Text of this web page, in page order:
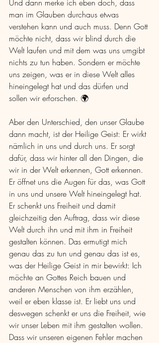
Und dann merke ich eben doch, dass
man im Glauben durchaus etwas
verstehen kann und auch muss. Denn Gott
möchte nicht, dass wir blind durch die
Welt laufen und mit dem was uns umgibt
nichts zu tun haben. Sondern er möchte
uns zeigen, was er in diese Welt alles
hineingelegt hat und das dürfen und
sollen wir erforschen. 🌍
Aber den Unterschied, den unser Glaube
dann macht, ist der Heilige Geist: Er wirkt
nämlich in uns und durch uns. Er sorgt
dafür, dass wir hinter all den Dingen, die
wir in der Welt erkennen, Gott erkennen.
Er öffnet uns die Augen für das, was Gott
in uns und unsere Welt hineingelegt hat.
Er schenkt uns Freiheit und damit
gleichzeitig den Auftrag, dass wir diese
Welt durch ihn und mit ihm in Freiheit
gestalten können. Das ermutigt mich
genau das zu tun und genau das ist es,
was der Heilige Geist in mir bewirkt: Ich
möchte an Gottes Reich bauen und
anderen Menschen von ihm erzählen,
weil er eben klasse ist. Er liebt uns und
deswegen schenkt er uns die Freiheit, wie
wir unser Leben mit ihm gestalten wollen.
Dass wir unseren eigenen Fehler machen